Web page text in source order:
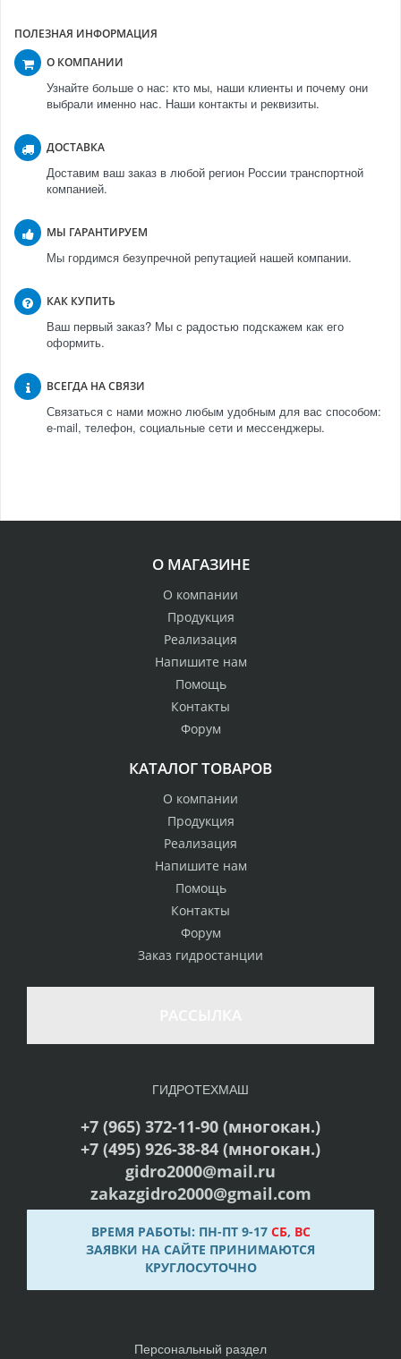
ПОЛЕЗНАЯ ИНФОРМАЦИЯ
О КОМПАНИИ
Узнайте больше о нас: кто мы, наши клиенты и почему они
выбрали именно нас. Наши контакты и реквизиты.
ДОСТАВКА
Доставим ваш заказ в любой регион России транспортной
компанией.
МЫ ГАРАНТИРУЕМ
Мы гордимся безупречной репутацией нашей компании.
КАК КУПИТЬ
Ваш первый заказ? Мы с радостью подскажем как его
оформить.
ВСЕГДА НА СВЯЗИ
Связаться с нами можно любым удобным для вас способом:
e-mail, телефон, социальные сети и мессенджеры.
О МАГАЗИНЕ
О компании
Продукция
Реализация
Напишите нам
Помощь
Контакты
Форум
КАТАЛОГ ТОВАРОВ
О компании
Продукция
Реализация
Напишите нам
Помощь
Контакты
Форум
Заказ гидростанции
ГИДРОТЕХМАШ
+7 (965) 372-11-90 (многокан.)
+7 (495) 926-38-84 (многокан.)
gidro2000@mail.ru
zakazgidro2000@gmail.com
ВРЕМЯ РАБОТЫ: ПН-ПТ 9-17 СБ, ВС
ЗАЯВКИ НА САЙТЕ ПРИНИМАЮТСЯ
КРУГЛОСУТОЧНО
Персональный раздел